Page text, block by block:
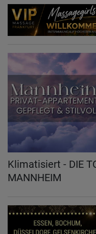
Klimatisiert - DIE
MANNHEIM